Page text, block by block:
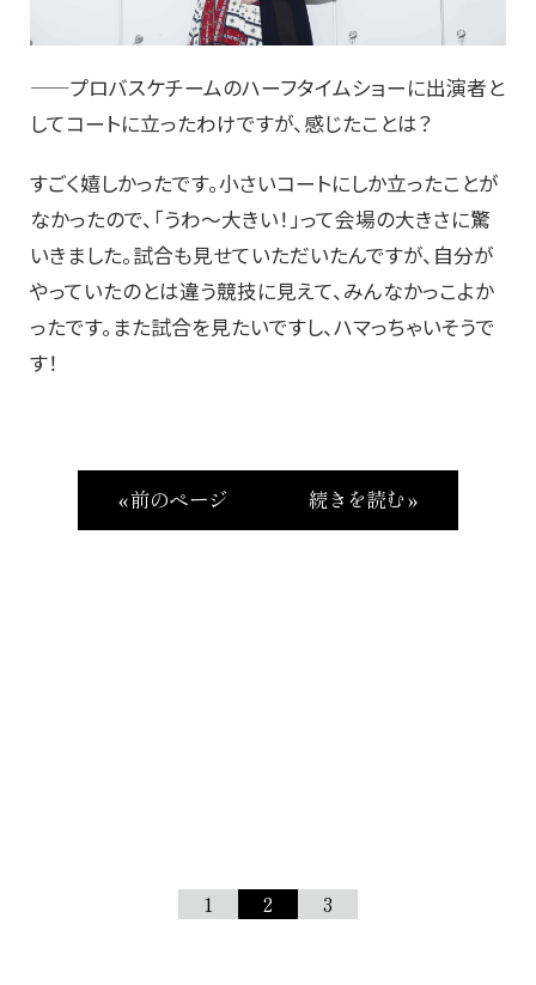
——プロバスケチームのハーフタイムショーに出演者と
してコートに立ったわけですが、感じたことは？
すごく嬉しかったです。小さいコートにしか立ったことが
なかったので、「うわ〜大きい！」って会場の大きさに驚
いきました。試合も見せていただいたんですが、自分が
やっていたのとは違う競技に見えて、みんなかっこよか
ったです。また試合を見たいですし、ハマっちゃいそうで
す！
« 前のページ 続きを読む »
1 2 3